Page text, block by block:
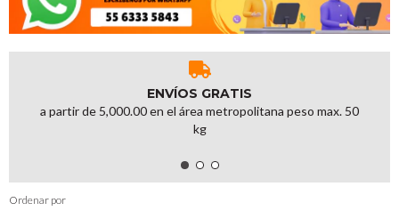
ENVÍOS GRATIS
a partir de 5,000.00 en el área metropolitana peso max. 50
kg
Ordenar por